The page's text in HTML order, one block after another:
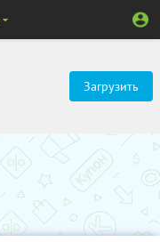
Загрузить